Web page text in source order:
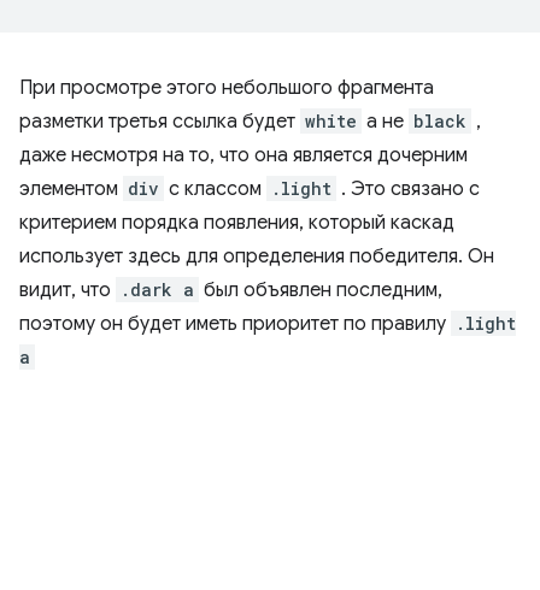
При просмотре этого небольшого фрагмента
разметки третья ссылка будет white а не black ,
даже несмотря на то, что она является дочерним
элементом div с классом .light . Это связано с
критерием порядка появления, который каскад
использует здесь для определения победителя. Он
видит, что
.dark a был объявлен последним,
поэтому он будет иметь приоритет по правилу .light
a